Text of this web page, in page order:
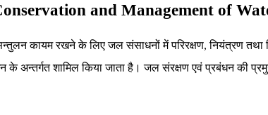
and Management of
कायम रखने के लिए जल संसाधनों में परिरक्षण, नियंत्रण तथा
अन्तर्गत शामिल किया जाता है। जल संरक्षण एवं प्रबंधन की